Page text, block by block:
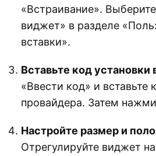
«Встраивание».
виджет» в разделе
вставки».
Вставьте код установки
«Ввести код» и вставьте
провайдера. Затем
Настройте размер и
Отрегулируйте виджет